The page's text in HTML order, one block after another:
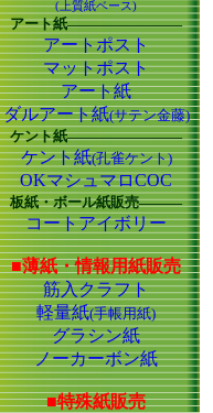
(上質紙ベース)
アート紙――――――――
アートポスト
マットポスト
アート紙
ダルアート紙(サテン金藤)
ケント紙――――――――
ケント紙(孔雀ケント)
OKマシュマロCOC
板紙・ボール紙販売―――
コートアイボリー
■薄紙・情報用紙販売
筋入クラフト
軽量紙(手帳用紙)
グラシン紙
ノーカーボン紙
■特殊紙販売